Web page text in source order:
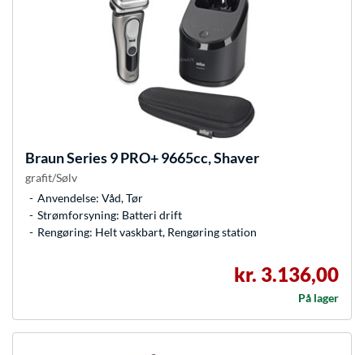
BraunSeries 9 PRO+ 9665cc, Shaver
grafit/Sølv
Anvendelse: Våd, Tør
Strømforsyning: Batteri drift
Rengøring: Helt vaskbart, Rengøring station
kr. 3.136,00
På lager